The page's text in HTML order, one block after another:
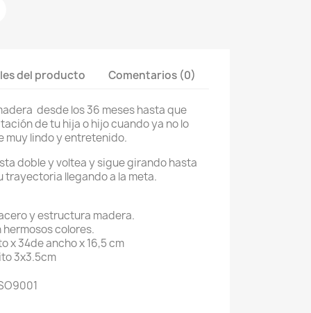
del producto Comentarios (0)
desde los 36 meses hasta que
de tu hija o hijo cuando ya no lo
muy lindo y entretenido.
doble y voltea y sigue girando hasta
trayectoria llegando a la meta.
y estructura madera.
colores.
x 34de ancho x 16,5 cm
3x3.5cm